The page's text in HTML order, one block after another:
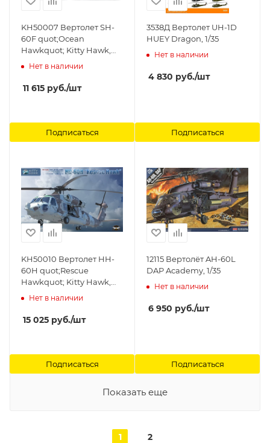
KH50007 Вертолет SH-
60F quot;Ocean
Hawkquot; Kitty Hawk,
1/35Нет в наличии
11 615 руб./шт
Подписаться
3538Д Вертолет UH-1D
HUEY Dragon, 1/35
Нет в наличии
4 830 руб./шт
Подписаться
KH50010 Вертолет HH-
60H quot;Rescue
Hawkquot; Kitty Hawk,
1/35Нет в наличии
15 025 руб./шт
Подписаться
12115 Вертолёт AH-60L
DAP Academy, 1/35
Нет в наличии
6 950 руб./шт
Подписаться
Показать еще
1 2